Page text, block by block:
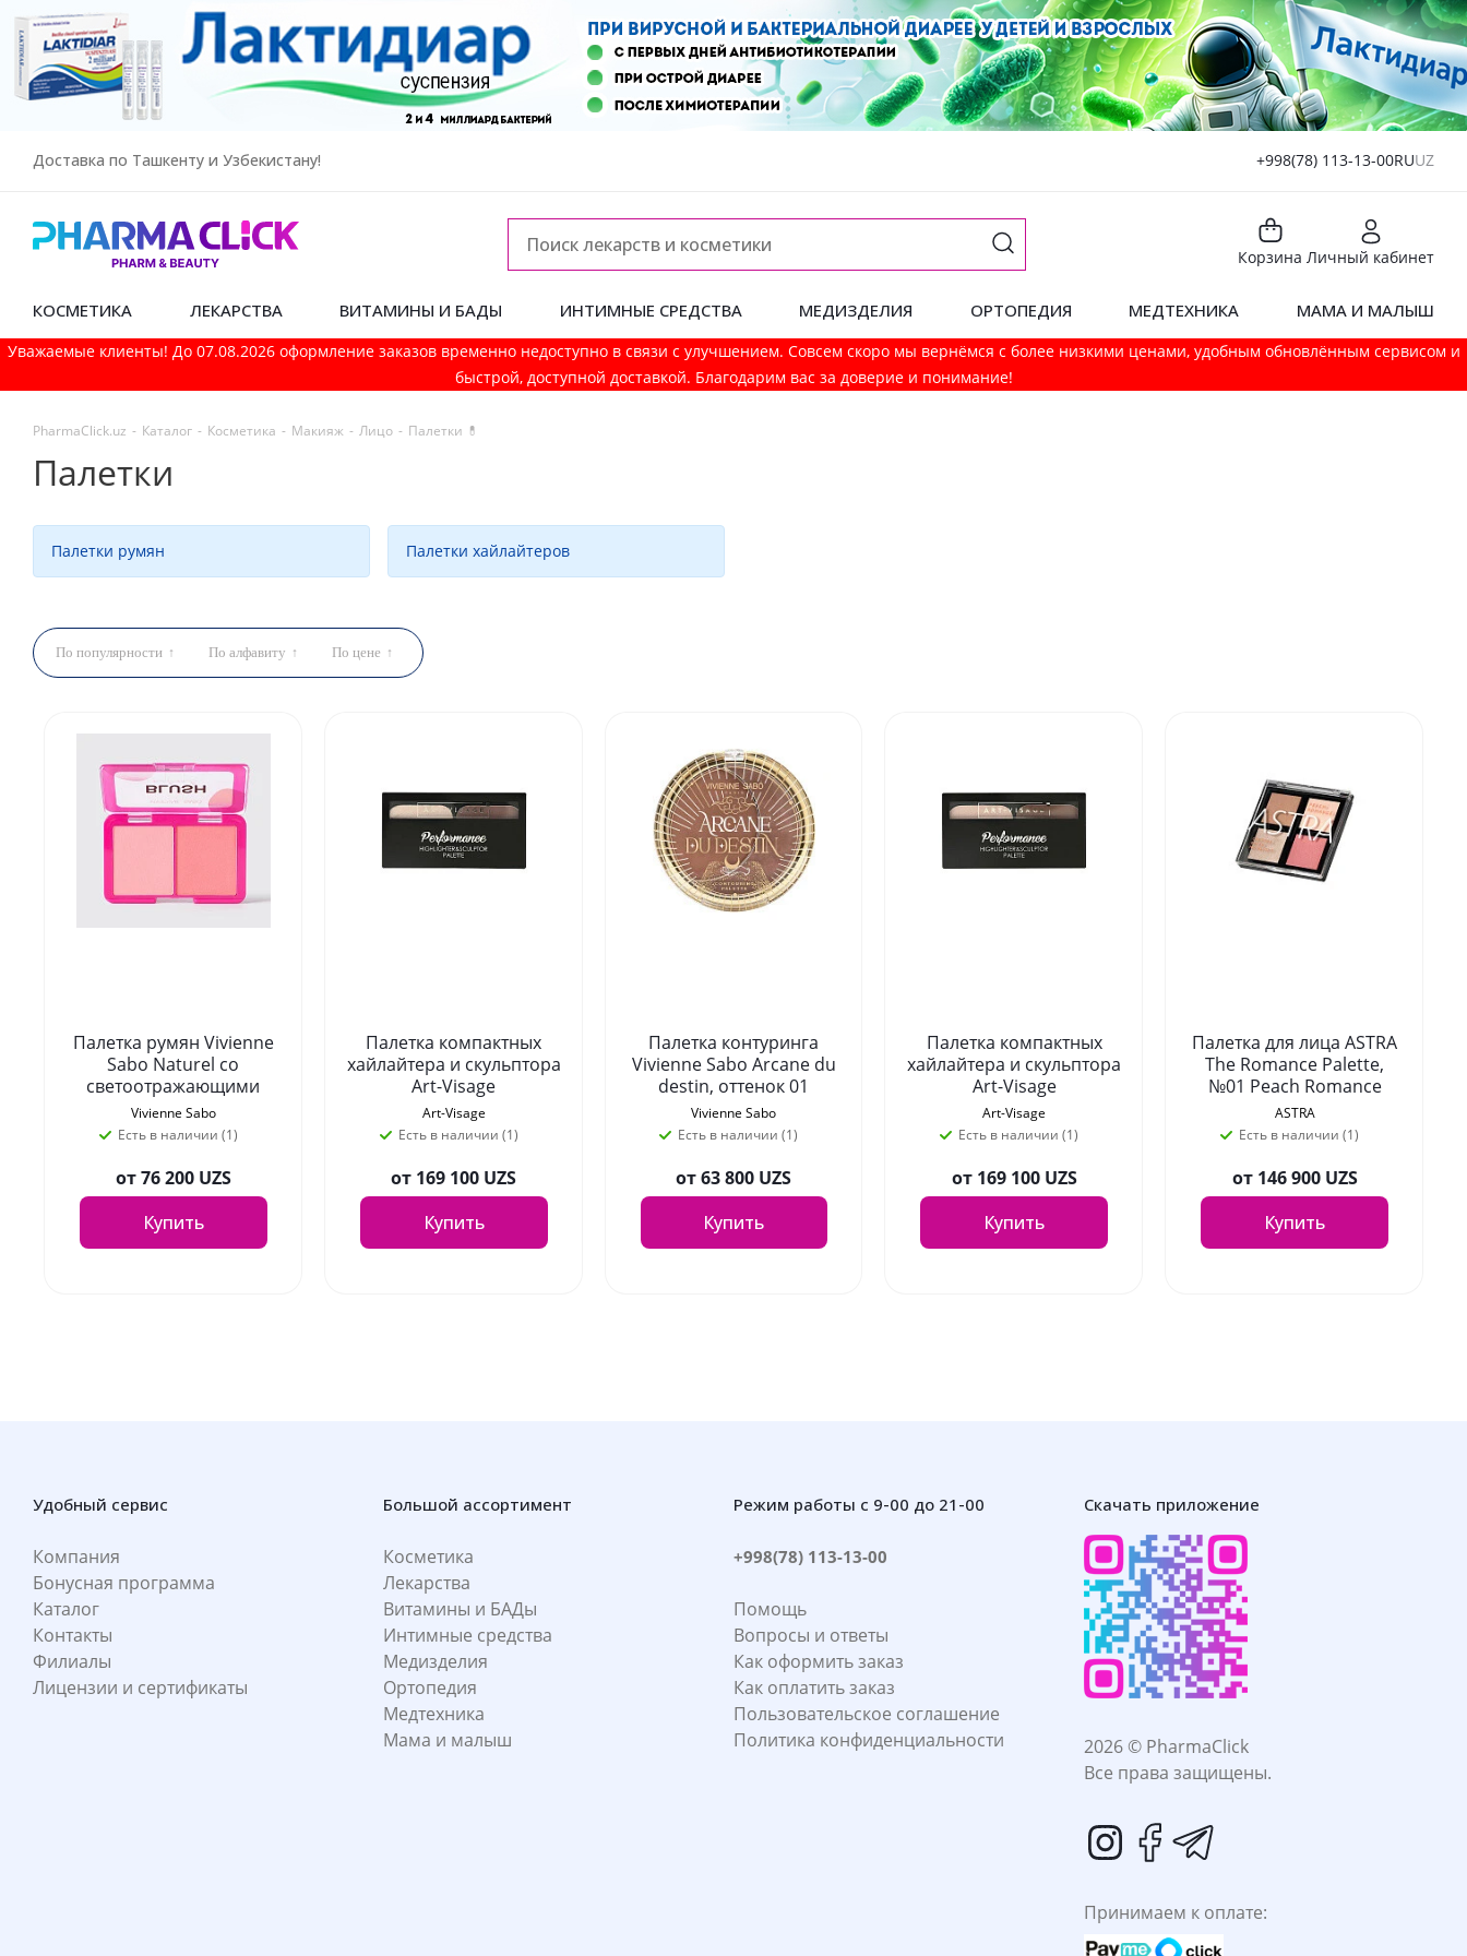
Доставка по Ташкенту и Узбекистану! +998(78) 113-13-00RUUZ
Корзина Личный кабинет
КОСМЕТИКА ЛЕКАРСТВА ВИТАМИНЫ И БАДЫ ИНТИМНЫЕ СРЕДСТВА МЕДИЗДЕЛИЯ ОРТОПЕДИЯ МЕДТЕХНИКА МАМА И МАЛЫШ
Уважаемые клиенты! До 07.08.2026 оформление заказов временно недоступно в связи с улучшением. Совсем скоро мы вернёмся с более низкими ценами, удобным обновлённым сервисом и
быстрой, доступной доставкой. Благодарим вас за доверие и понимание!
PharmaСlick.uz - Каталог - Косметика - Макияж - Лицо - Палетки 💊
Палетки
Палетки румян Палетки хайлайтеров
По популярности По алфавиту По цене
Палетка румян Vivienne
Sabo Naturel со
светоотражающими
частицами, тон 03
персиковый
Vivienne Sabo
Есть в наличии (1)
от76 200 UZS
Купить
Палетка компактных
хайлайтера и скульптора
Art-Visage
PERFORMANCE, оттенок
02
Art-Visage
Есть в наличии (1)
от 169 100 UZS
Купить
Палетка контуринга
Vivienne Sabo Arcane du
destin, оттенок 01
Vivienne Sabo
Есть в наличии (1)
от63 800 UZS
Купить
Палетка компактных
хайлайтера и скульптора
Art-Visage
PERFORMANCE, оттенок
01
Art-Visage
Есть в наличии (1)
от 169 100 UZS
Купить
Палетка для лица ASTRA
The Romance Palette,
№01 Peach Romance
ASTRA
Есть в наличии (1)
от 146 900 UZS
Купить
Удобный сервис
Компания
Бонусная программа
Каталог
Контакты
Филиалы
Лицензии и сертификаты
Большой ассортимент
Косметика
Лекарства
Витамины и БАДы
Интимные средства
Медизделия
Ортопедия
Медтехника
Мама и малыш
Режим работы с 9-00 до 21-00
+998(78) 113-13-00
Помощь
Вопросы и ответы
Как оформить заказ
Как оплатить заказ
Пользовательское соглашение
Политика конфиденциальности
Скачать приложение
2026 © PharmaClick
Все права защищены.
Принимаем к оплате: